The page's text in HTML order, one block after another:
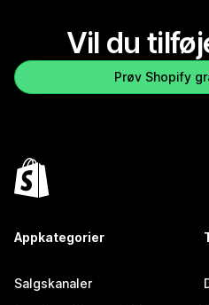
Vil du
Prøv Shopify
Appkategorier
Salgskanaler